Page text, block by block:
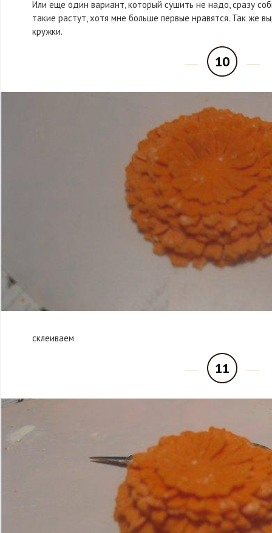
Или еще один вариант, который сушить не надо, сразу
такие растут, хотя мне больше первые нравятся. Так же
кружки.
10
склеиваем
11